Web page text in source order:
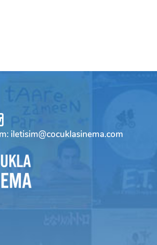
iletisim@cocuklasinema.com